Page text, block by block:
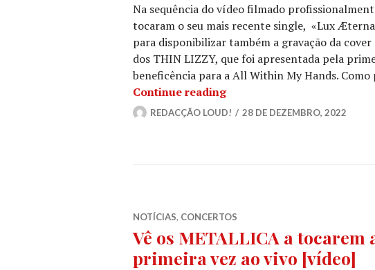
Na sequência do vídeo filmado
tocaram o seu mais recente single, «Lux
para disponibilizar também a gravação da
dos THIN LIZZY, que foi apresentada pela
beneficência para a All Within My Hands.
Continue readingMETALLICA:
REDACÇÃO LOUD! 28 DE DEZEMBRO, 2022
NOTÍCIAS, CONCERTOS
Vê os METALLICA a
primeira vez ao vivo [vídeo]